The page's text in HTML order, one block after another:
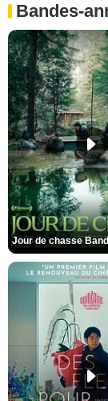
Bandes-
Jour de chasse